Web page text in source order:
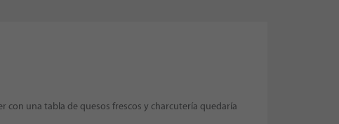
con una tabla de quesos frescos y charcutería quedaría